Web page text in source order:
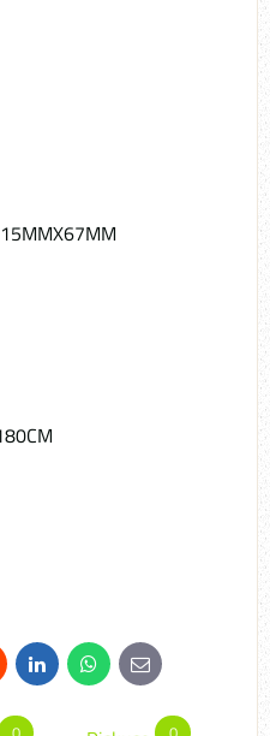
15MMX67MM
LinkedInWhatsApp
E-
mail